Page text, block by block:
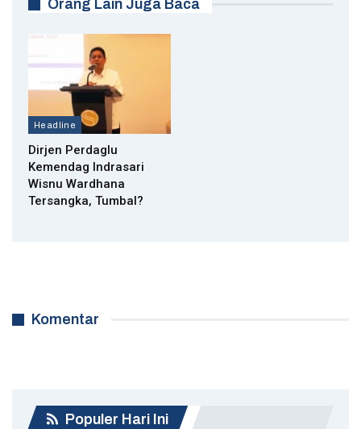
Orang Lain Juga Baca
Headline
Dirjen Perdaglu
Kemendag Indrasari
Wisnu Wardhana
Tersangka, Tumbal?
Komentar
Populer Hari Ini